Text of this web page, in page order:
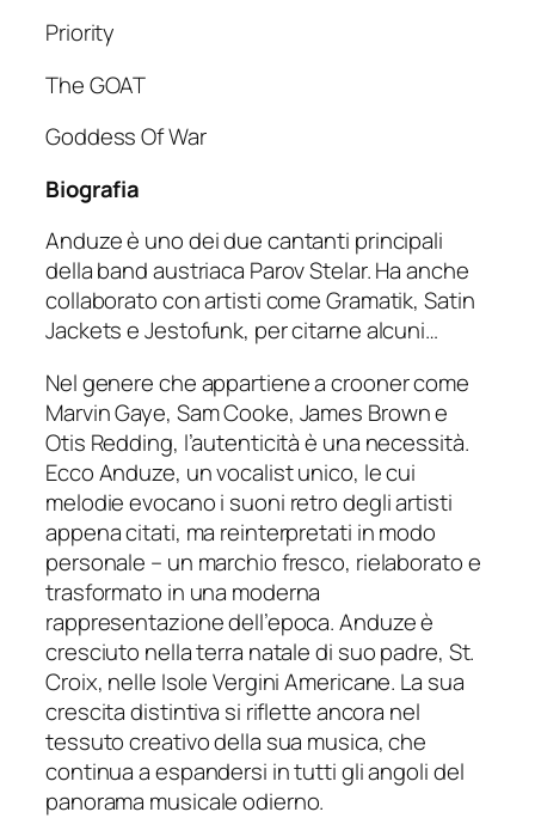
Priority
The GOAT
Goddess Of War
Biografia
Anduze è uno dei due cantanti principali
della band austriaca Parov Stelar. Ha anche
collaborato con artisti come Gramatik, Satin
Jackets e Jestofunk, per citarne alcuni…
Nel genere che appartiene a crooner come
Marvin Gaye, Sam Cooke, James Brown e
Otis Redding, l’autenticità è una necessità.
Ecco Anduze, un vocalist unico, le cui
melodie evocano i suoni retro degli artisti
appena citati, ma reinterpretati in modo
personale – un marchio fresco, rielaborato e
trasformato in una moderna
rappresentazione dell’epoca. Anduze è
cresciuto nella terra natale di suo padre, St.
Croix, nelle Isole Vergini Americane. La sua
crescita distintiva si riflette ancora nel
tessuto creativo della sua musica, che
continua a espandersi in tutti gli angoli del
panorama musicale odierno.